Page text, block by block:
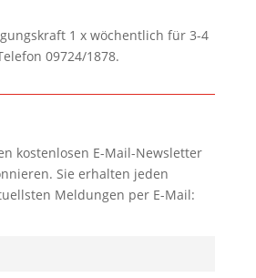
1 x wöchentlich für 3-4
09724/1878.
kostenlosen E-Mail-Newsletter
Sie erhalten jeden
Meldungen per E-Mail: